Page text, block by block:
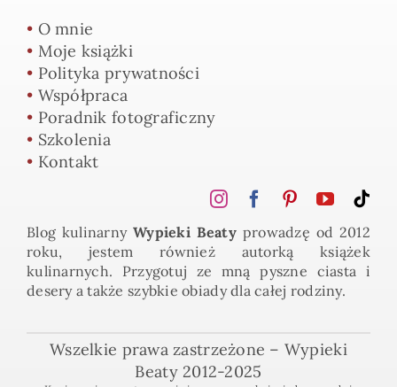
• O mnie
• Moje książki
• Polityka prywatności
• Współpraca
• Poradnik fotograficzny
• Szkolenia
• Kontakt
Blog kulinarny Wypieki Beaty prowadzę od 2012
roku, jestem również autorką książek
kulinarnych. Przygotuj ze mną pyszne ciasta i
desery a także szybkie obiady dla całej rodziny.
Wszelkie prawa zastrzeżone – Wypieki
Beaty 2012-2025